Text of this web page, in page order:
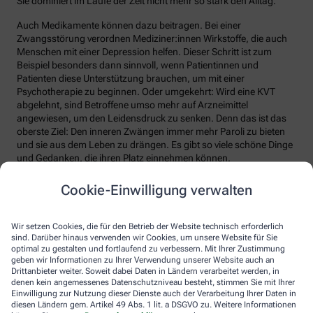
Cookie-Einwilligung verwalten
Wir setzen Cookies, die für den Betrieb der Website technisch erforderlich
sind. Darüber hinaus verwenden wir Cookies, um unsere Website für Sie
optimal zu gestalten und fortlaufend zu verbessern. Mit Ihrer Zustimmung
geben wir Informationen zu Ihrer Verwendung unserer Website auch an
Drittanbieter weiter. Soweit dabei Daten in Ländern verarbeitet werden, in
denen kein angemessenes Datenschutzniveau besteht, stimmen Sie mit Ihrer
Einwilligung zur Nutzung dieser Dienste auch der Verarbeitung Ihrer Daten in
diesen Ländern gem. Artikel 49 Abs. 1 lit. a DSGVO zu. Weitere Informationen
Auch Medikamente können dazu beitragen. Bei einer
Zwangsstörung verordnen Mediziner:innen Wirkstoffe, die auch
Menschen mit einer Depression helfen. Dieser Schritt ist zum
Beispiel besonders dann sinnvoll, wenn Patientinnen und
Patienten diese Unterstützung brauchen, um mit einer
Psychotherapie zu beginnen. Oder umgekehrt: Wird eine KVT
abgelehnt, sind Betroffene umso mehr auf Arzneimittel
angewiesen, um den Leidensdruck zu senken. Denn das ist das
oberste Ziel: Den inneren Zwängen immer mehr Paroli zu bieten
und sie aus dem Leben zu drängen. Es gibt so viele schöne Dinge
und Gedanken, die ihren Platz einnehmen können.
So können Angehörige helfen:
Informieren Sie sich über das Leiden, um es besser zu
verstehen.
Passen Sie Ihren Alltag nicht den Zwangshandlungen an.
Setzen Sie Grenzen und unterstützen Sie die Zwangsrituale
nicht.
Nehmen Sie das Geschehen nicht persönlich.
Sorgen Sie gut für sich selbst. Sonst werden Sie krank.